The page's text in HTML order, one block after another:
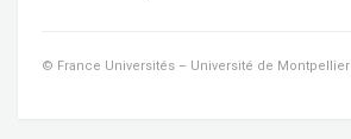
© France Universités – Université de Montpellier